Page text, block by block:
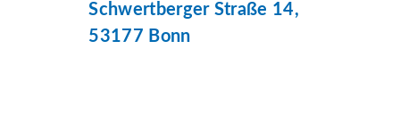
Schwertberger Straße 14,
53177 Bonn